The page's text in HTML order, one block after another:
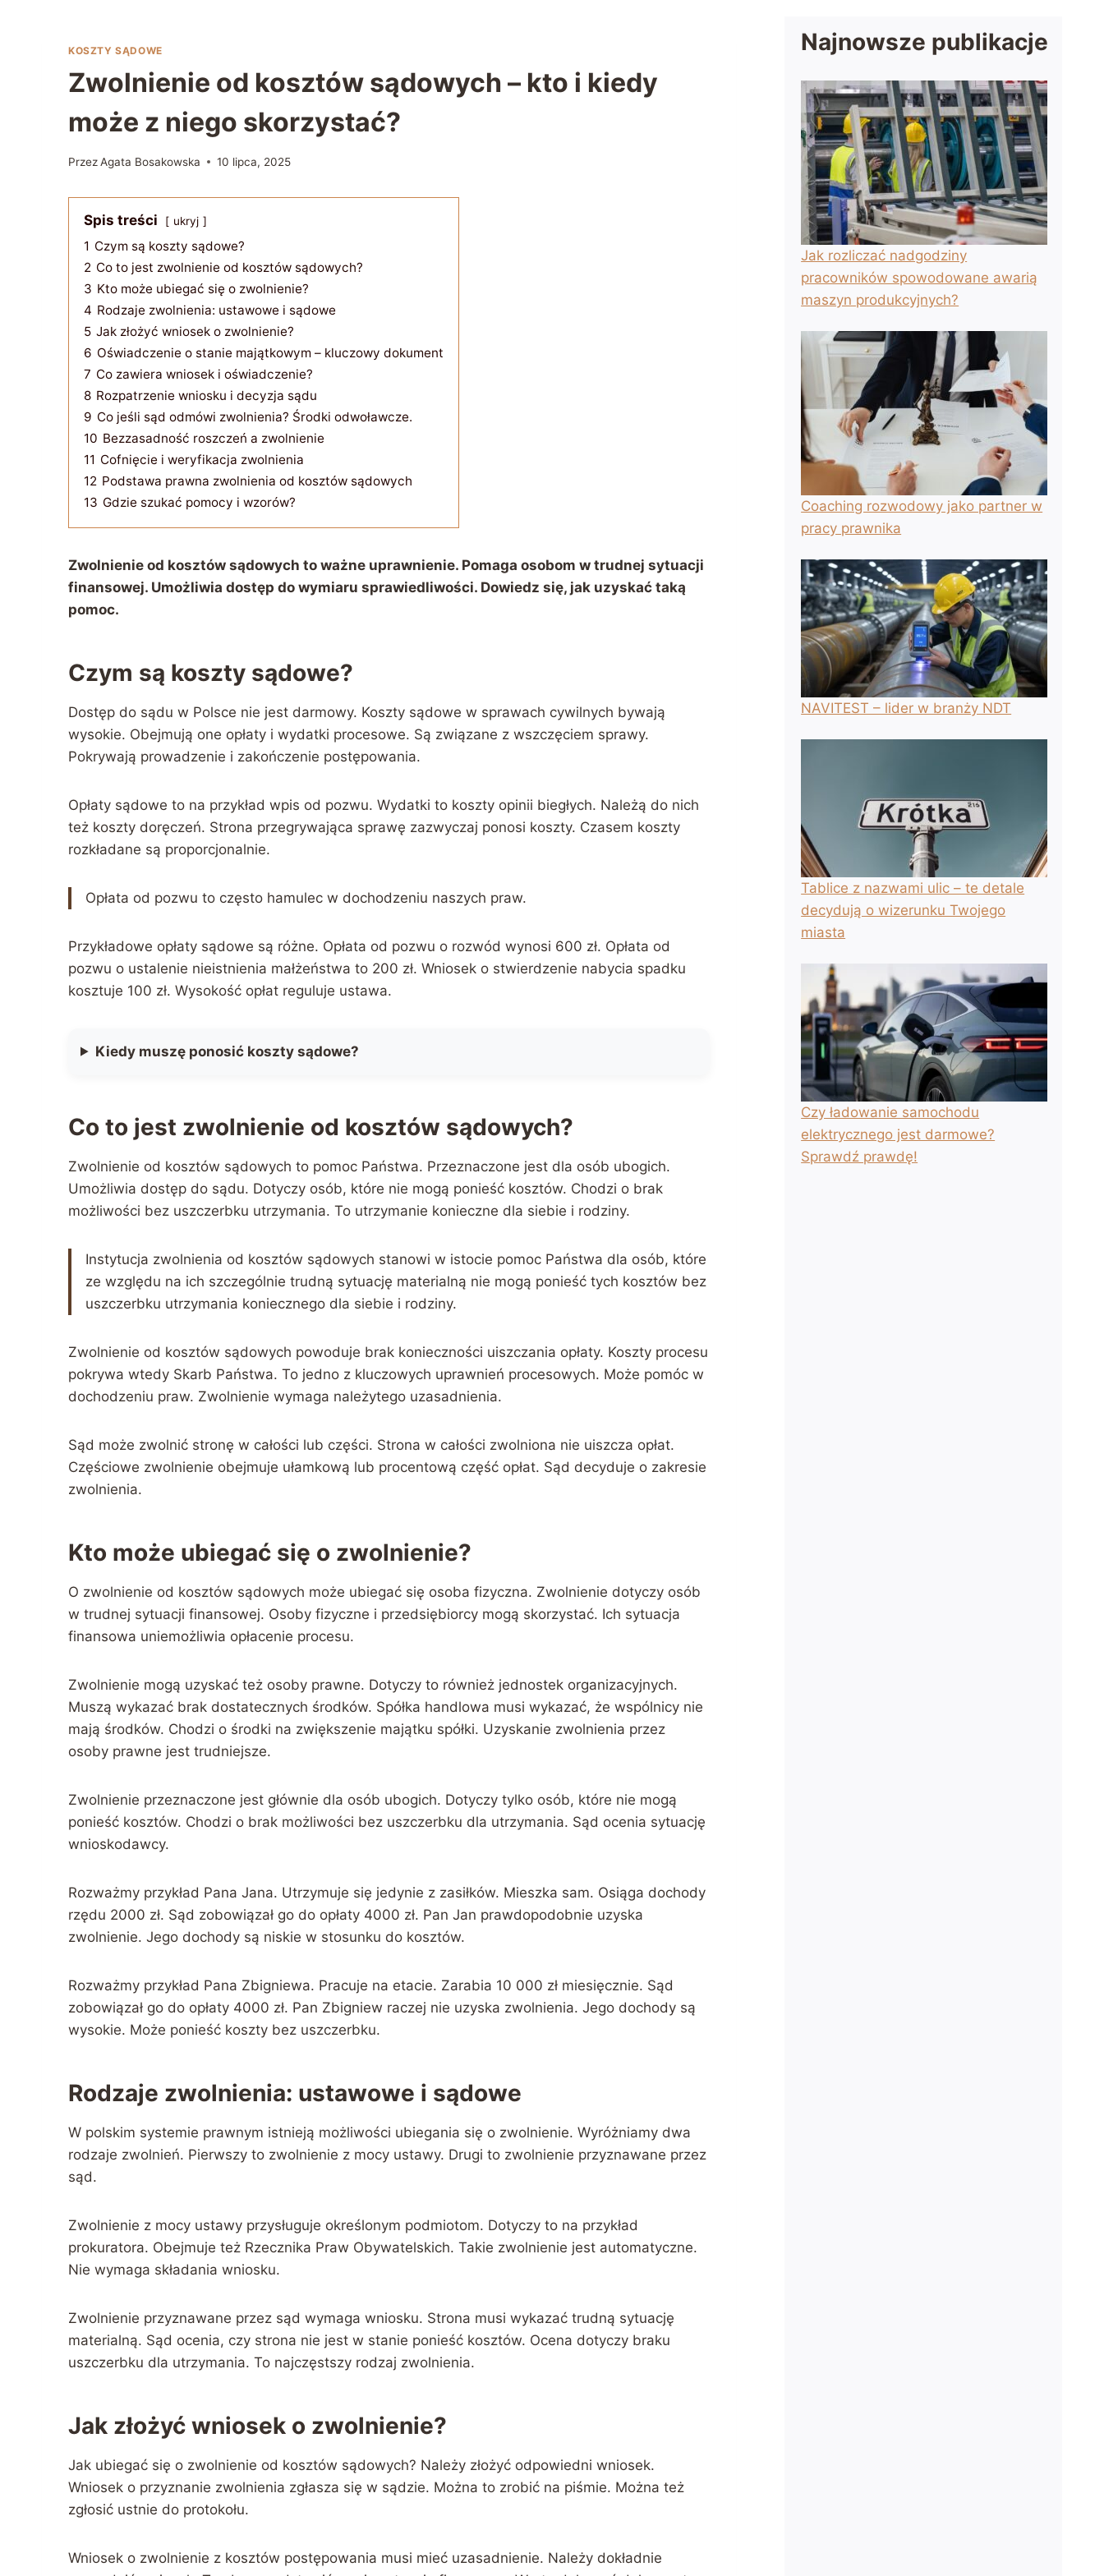
KOSZTY SĄDOWE
Zwolnienie od kosztów sądowych – kto i kiedy
może z niego skorzystać?
PrzezAgata Bosakowska 10 lipca, 2025
Spis treści ukryj
1 Czym są koszty sądowe?
2 Co to jest zwolnienie od kosztów sądowych?
3 Kto może ubiegać się o zwolnienie?
4 Rodzaje zwolnienia: ustawowe i sądowe
5 Jak złożyć wniosek o zwolnienie?
6 Oświadczenie o stanie majątkowym – kluczowy dokument
7 Co zawiera wniosek i oświadczenie?
8 Rozpatrzenie wniosku i decyzja sądu
9 Co jeśli sąd odmówi zwolnienia? Środki odwoławcze.
10 Bezzasadność roszczeń a zwolnienie
11 Cofnięcie i weryfikacja zwolnienia
12 Podstawa prawna zwolnienia od kosztów sądowych
13 Gdzie szukać pomocy i wzorów?
Zwolnienie od kosztów sądowych to ważne uprawnienie. Pomaga osobom w trudnej sytuacji
finansowej. Umożliwia dostęp do wymiaru sprawiedliwości. Dowiedz się, jak uzyskać taką
pomoc.
Czym są koszty sądowe?
Dostęp do sądu w Polsce nie jest darmowy. Koszty sądowe w sprawach cywilnych bywają
wysokie. Obejmują one opłaty i wydatki procesowe. Są związane z wszczęciem sprawy.
Pokrywają prowadzenie i zakończenie postępowania.
Opłaty sądowe to na przykład wpis od pozwu. Wydatki to koszty opinii biegłych. Należą do nich
też koszty doręczeń. Strona przegrywająca sprawę zazwyczaj ponosi koszty. Czasem koszty
rozkładane są proporcjonalnie.
Opłata od pozwu to często hamulec w dochodzeniu naszych praw.
Przykładowe opłaty sądowe są różne. Opłata od pozwu o rozwód wynosi 600 zł. Opłata od
pozwu o ustalenie nieistnienia małżeństwa to 200 zł. Wniosek o stwierdzenie nabycia spadku
kosztuje 100 zł. Wysokość opłat reguluje ustawa.
Kiedy muszę ponosić koszty sądowe?
Co to jest zwolnienie od kosztów sądowych?
Zwolnienie od kosztów sądowych to pomoc Państwa. Przeznaczone jest dla osób ubogich.
Umożliwia dostęp do sądu. Dotyczy osób, które nie mogą ponieść kosztów. Chodzi o brak
możliwości bez uszczerbku utrzymania. To utrzymanie konieczne dla siebie i rodziny.
Instytucja zwolnienia od kosztów sądowych stanowi w istocie pomoc Państwa dla osób, które
ze względu na ich szczególnie trudną sytuację materialną nie mogą ponieść tych kosztów bez
uszczerbku utrzymania koniecznego dla siebie i rodziny.
Zwolnienie od kosztów sądowych powoduje brak konieczności uiszczania opłaty. Koszty procesu
pokrywa wtedy Skarb Państwa. To jedno z kluczowych uprawnień procesowych. Może pomóc w
dochodzeniu praw. Zwolnienie wymaga należytego uzasadnienia.
Sąd może zwolnić stronę w całości lub części. Strona w całości zwolniona nie uiszcza opłat.
Częściowe zwolnienie obejmuje ułamkową lub procentową część opłat. Sąd decyduje o zakresie
zwolnienia.
Kto może ubiegać się o zwolnienie?
O zwolnienie od kosztów sądowych może ubiegać się osoba fizyczna. Zwolnienie dotyczy osób
w trudnej sytuacji finansowej. Osoby fizyczne i przedsiębiorcy mogą skorzystać. Ich sytuacja
finansowa uniemożliwia opłacenie procesu.
Zwolnienie mogą uzyskać też osoby prawne. Dotyczy to również jednostek organizacyjnych.
Muszą wykazać brak dostatecznych środków. Spółka handlowa musi wykazać, że wspólnicy nie
mają środków. Chodzi o środki na zwiększenie majątku spółki. Uzyskanie zwolnienia przez
osoby prawne jest trudniejsze.
Zwolnienie przeznaczone jest głównie dla osób ubogich. Dotyczy tylko osób, które nie mogą
ponieść kosztów. Chodzi o brak możliwości bez uszczerbku dla utrzymania. Sąd ocenia sytuację
wnioskodawcy.
Rozważmy przykład Pana Jana. Utrzymuje się jedynie z zasiłków. Mieszka sam. Osiąga dochody
rzędu 2000 zł. Sąd zobowiązał go do opłaty 4000 zł. Pan Jan prawdopodobnie uzyska
zwolnienie. Jego dochody są niskie w stosunku do kosztów.
Rozważmy przykład Pana Zbigniewa. Pracuje na etacie. Zarabia 10 000 zł miesięcznie. Sąd
zobowiązał go do opłaty 4000 zł. Pan Zbigniew raczej nie uzyska zwolnienia. Jego dochody są
wysokie. Może ponieść koszty bez uszczerbku.
Rodzaje zwolnienia: ustawowe i sądowe
W polskim systemie prawnym istnieją możliwości ubiegania się o zwolnienie. Wyróżniamy dwa
rodzaje zwolnień. Pierwszy to zwolnienie z mocy ustawy. Drugi to zwolnienie przyznawane przez
sąd.
Zwolnienie z mocy ustawy przysługuje określonym podmiotom. Dotyczy to na przykład
prokuratora. Obejmuje też Rzecznika Praw Obywatelskich. Takie zwolnienie jest automatyczne.
Nie wymaga składania wniosku.
Zwolnienie przyznawane przez sąd wymaga wniosku. Strona musi wykazać trudną sytuację
materialną. Sąd ocenia, czy strona nie jest w stanie ponieść kosztów. Ocena dotyczy braku
uszczerbku dla utrzymania. To najczęstszy rodzaj zwolnienia.
Jak złożyć wniosek o zwolnienie?
Jak ubiegać się o zwolnienie od kosztów sądowych? Należy złożyć odpowiedni wniosek.
Wniosek o przyznanie zwolnienia zgłasza się w sądzie. Można to zrobić na piśmie. Można też
zgłosić ustnie do protokołu.
Wniosek o zwolnienie z kosztów postępowania musi mieć uzasadnienie. Należy dokładnie
Najnowsze publikacje
Jak rozliczać nadgodziny
pracowników spowodowane awarią
maszyn produkcyjnych?
Coaching rozwodowy jako partner w
pracy prawnika
NAVITEST – lider w branży NDT
Tablice z nazwami ulic – te detale
decydują o wizerunku Twojego
miasta
Czy ładowanie samochodu
elektrycznego jest darmowe?
Sprawdź prawdę!